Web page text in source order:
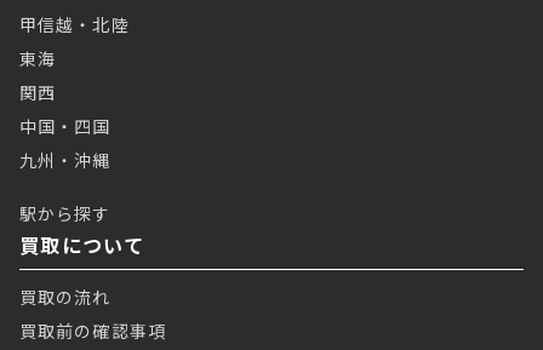
甲信越・北陸
東海
関西
中国・四国
九州・沖縄
駅から探す
買取について
買取の流れ
買取前の確認事項